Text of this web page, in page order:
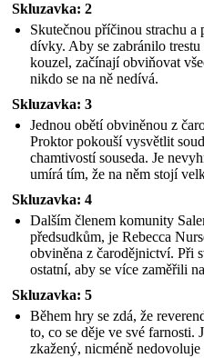
Skluzavka: 2
Skutečnou příčinou strachu a
dívky. Aby se zabránilo
kouzel, začínají obviňovat
nikdo se na ně nedívá.
Skluzavka: 3
Jednou obětí obviněnou z
Proktor pokouší vysvětlit
chamtivostí souseda. Je
umírá tím, že na něm stojí
Skluzavka: 4
Dalším členem komunity
předsudkům, je Rebecca
obviněna z čarodějnictví. Při
ostatní, aby se více zaměřili
Skluzavka: 5
Během hry se zdá, že
to, co se děje ve své farnosti.
zkažený, nicméně